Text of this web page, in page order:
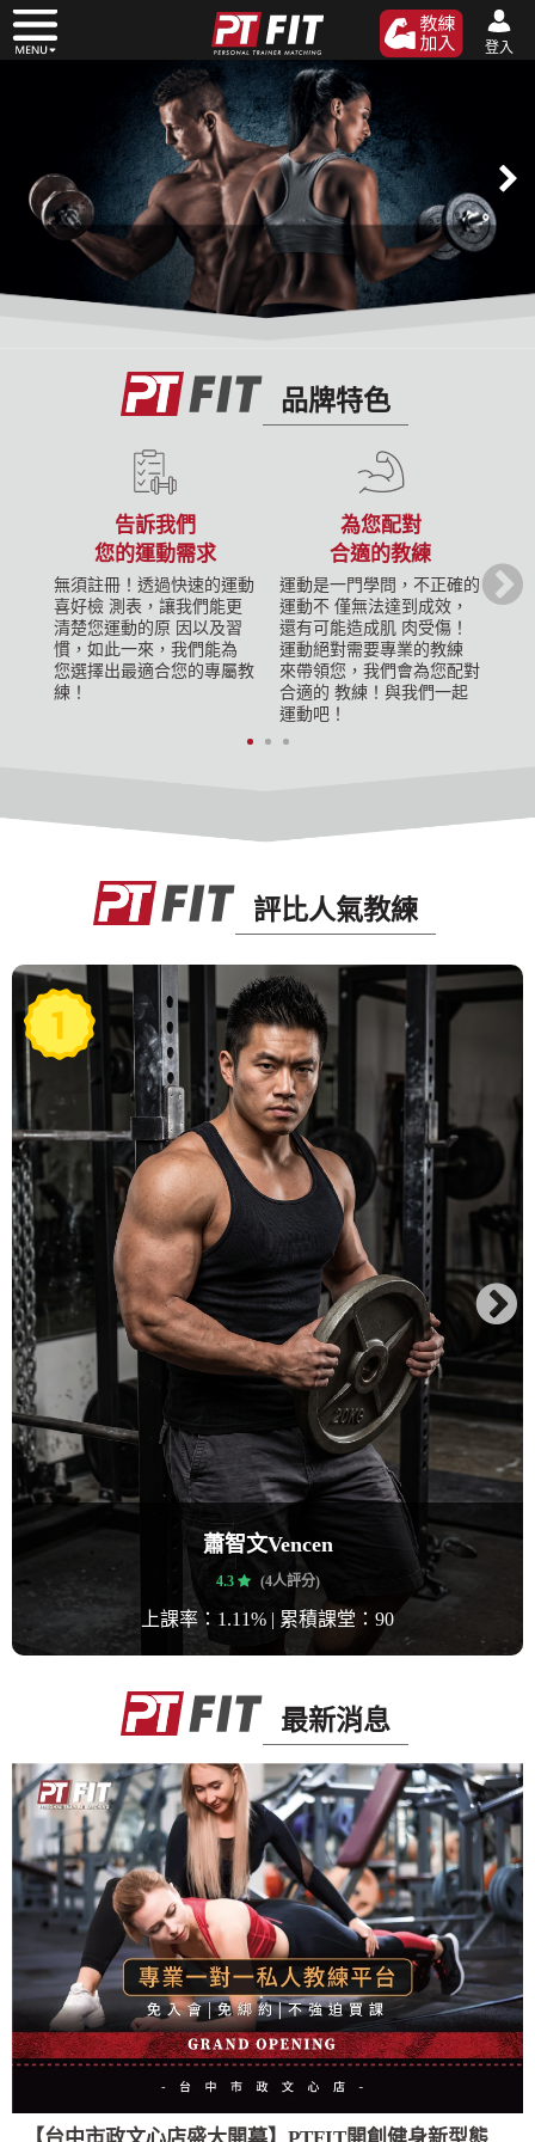
登入
品牌特色
告訴我們
您的運動需求
無須註冊！透過快速的運動
喜好檢 測表，讓我們能更
清楚您運動的原 因以及習
慣，如此一來，我們能為
您選擇出最適合您的專屬教
練！
為您配對
合適的教練
運動是一門學問，不正確的
運動不 僅無法達到成效，
還有可能造成肌 肉受傷！
運動絕對需要專業的教練
來帶領您，我們會為您配對
合適的 教練！與我們一起
運動吧！
誰
在
評比人氣教練
蕭智文Vencen
4.3 (4人評分)
上課率：1.11% | 累積課堂：90
最新消息